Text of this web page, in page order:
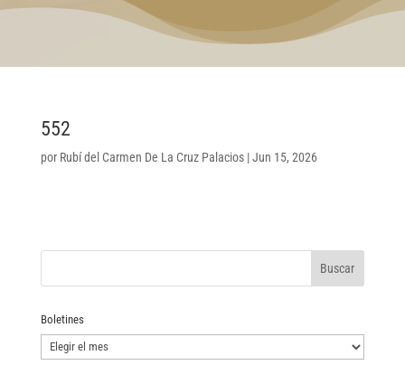
552
por Rubí del Carmen De La Cruz Palacios|Jun 15, 2026
Boletines
Boletines